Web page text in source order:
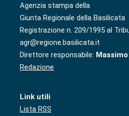
Agenzia stampa della
Giunta Regionale della Basilicata
Registrazione n. 209/1995 al
agr@regione.basilicata.it
Direttore responsabile:
Redazione
Link utili
Lista RSS